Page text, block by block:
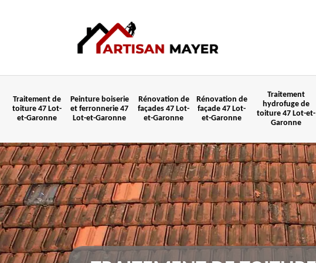
Traitement de
toiture 47 Lot-
et-Garonne
Peinture boiserie
et ferronnerie 47
Lot-et-Garonne
Rénovation de
façades 47 Lot-
et-Garonne
Rénovation de
façade 47 Lot-
et-Garonne
Traitement
hydrofuge de
toiture 47 Lot-et-
Garonne